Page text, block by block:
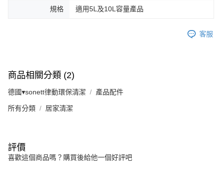
規格 適用5L及10L容量產品
客服
商品相關分類 (2)
德國▾sonett律動環保清潔 產品配件
所有分類 居家清潔
評價
喜歡這個商品嗎？購買後給他一個好評吧